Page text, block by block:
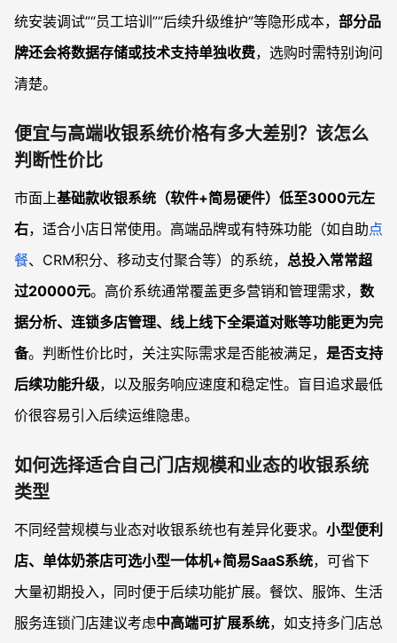
统安装调试”“员工培训”“后续升级维护”等隐形成本， 部分品
牌还会将数据存储或技术支持单独收费，选购时需特别询问
清楚。
便宜与高端收银系统价格有多大差别？该怎么
判断性价比
市面上基础款收银系统（软件+简易硬件）低至3000元左
右，适合小店日常使用。高端品牌或有特殊功能（如自助点
餐、CRM积分、移动支付聚合等）的系统， 总投入常常超
过20000元。高价系统通常覆盖更多营销和管理需求， 数
据分析、连锁多店管理、线上线下全渠道对账等功能更为完
备。判断性价比时，关注实际需求是否能被满足， 是否支持
后续功能升级，以及服务响应速度和稳定性。盲目追求最低
价很容易引入后续运维隐患。
如何选择适合自己门店规模和业态的收银系统
类型
不同经营规模与业态对收银系统也有差异化要求。 小型便利
店、单体奶茶店可选小型一体机+简易SaaS系统，可省下
大量初期投入，同时便于后续功能扩展。餐饮、服饰、生活
服务连锁门店建议考虑中高端可扩展系统，如支持多门店总